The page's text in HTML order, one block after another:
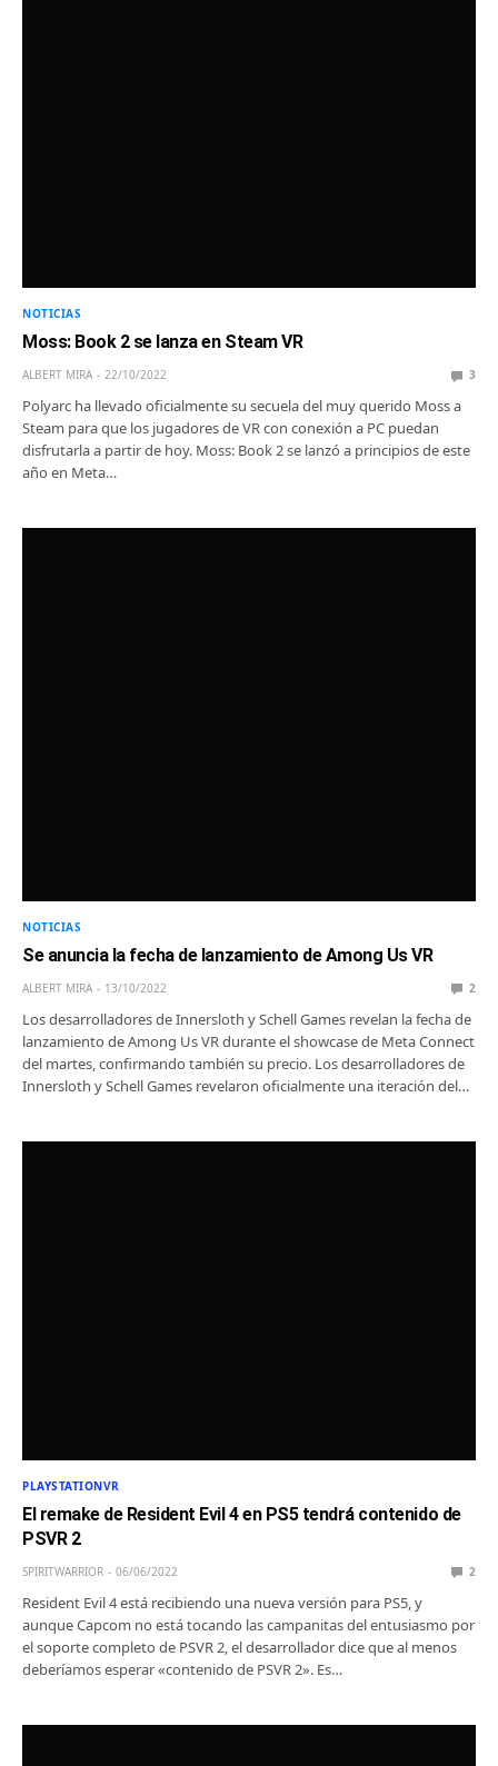
NOTICIAS
Moss: Book 2 se lanza en Steam VR
ALBERT MIRA 22/10/2022 3
Polyarc ha llevado oficialmente su secuela del muy querido Moss a
Steam para que los jugadores de VR con conexión a PC puedan
disfrutarla a partir de hoy. Moss: Book 2 se lanzó a principios de este
año en Meta…
NOTICIAS
Se anuncia la fecha de lanzamiento de Among Us VR
ALBERT MIRA 13/10/2022 2
Los desarrolladores de Innersloth y Schell Games revelan la fecha de
lanzamiento de Among Us VR durante el showcase de Meta Connect
del martes, confirmando también su precio. Los desarrolladores de
Innersloth y Schell Games revelaron oficialmente una iteración del…
PLAYSTATIONVR
El remake de Resident Evil 4 en PS5 tendrá contenido de
PSVR 2
SPIRITWARRIOR 06/06/2022 2
Resident Evil 4 está recibiendo una nueva versión para PS5, y
aunque Capcom no está tocando las campanitas del entusiasmo por
el soporte completo de PSVR 2, el desarrollador dice que al menos
deberíamos esperar «contenido de PSVR 2». Es…